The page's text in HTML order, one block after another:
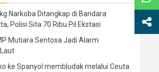
Narkoba Ditangkap di Bandara
Polisi Sita 70 Ribu Pil Ekstasi
Mutiara Sentosa Jadi Alarm
ke Spanyol membludak melalui Ceuta.